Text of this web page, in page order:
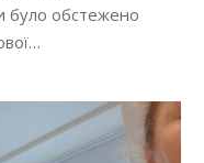
було обстежено